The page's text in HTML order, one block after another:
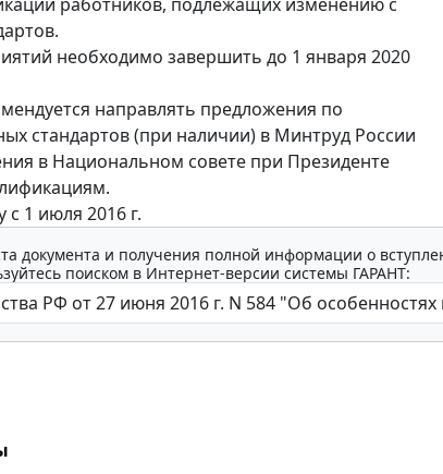
необходимо завершить до 1 января 2020
направлять предложения по
стандартов (при наличии) в Минтруд России
в Национальном совете при Президенте
с 1 июля 2016 г.
документа и получения полной информации о
поиском в Интернет-версии системы ГАРАНТ: